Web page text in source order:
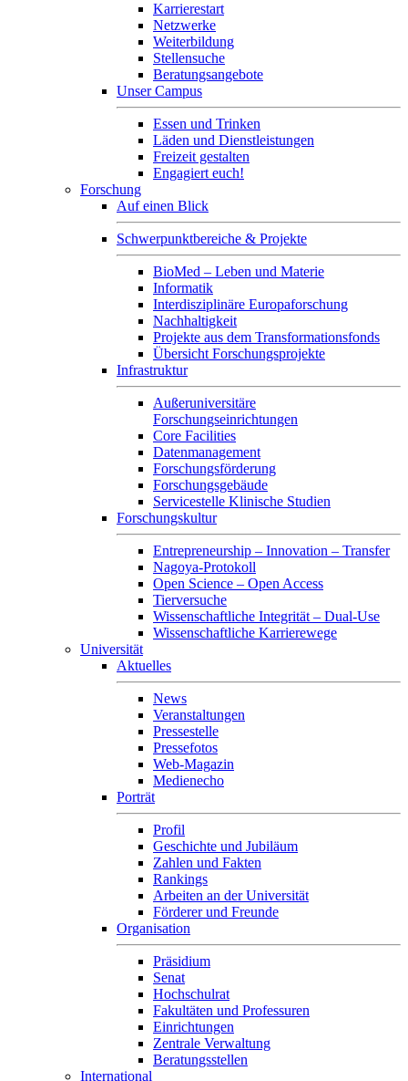
Karrierestart
Netzwerke
Weiterbildung
Stellensuche
Beratungsangebote
Unser Campus
Essen und Trinken
Läden und Dienstleistungen
Freizeit gestalten
Engagiert euch!
Forschung
Auf einen Blick
Schwerpunktbereiche & Projekte
BioMed – Leben und Materie
Informatik
Interdisziplinäre Europaforschung
Nachhaltigkeit
Projekte aus dem Transformationsfonds
Übersicht Forschungsprojekte
Infrastruktur
Außeruniversitäre
Forschungseinrichtungen
Core Facilities
Datenmanagement
Forschungsförderung
Forschungsgebäude
Servicestelle Klinische Studien
Forschungskultur
Entrepreneurship – Innovation – Transfer
Nagoya-Protokoll
Open Science – Open Access
Tierversuche
Wissenschaftliche Integrität – Dual-Use
Wissenschaftliche Karrierewege
Universität
Aktuelles
News
Veranstaltungen
Pressestelle
Pressefotos
Web-Magazin
Medienecho
Porträt
Profil
Geschichte und Jubiläum
Zahlen und Fakten
Rankings
Arbeiten an der Universität
Förderer und Freunde
Organisation
Präsidium
Senat
Hochschulrat
Fakultäten und Professuren
Einrichtungen
Zentrale Verwaltung
Beratungsstellen
International